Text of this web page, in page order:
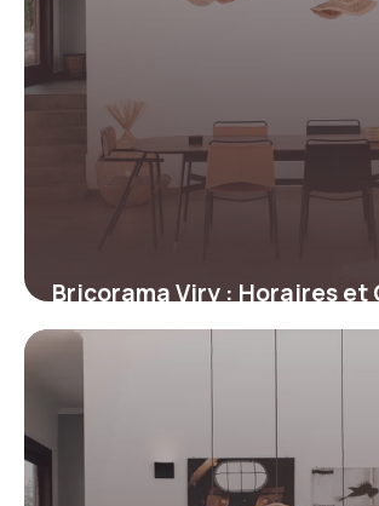
Bricorama Viry : Horaires et
1 juillet 2026